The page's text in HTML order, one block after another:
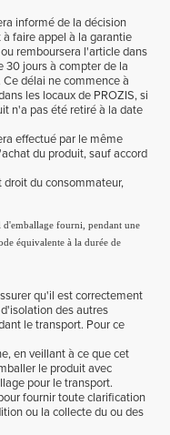
informé de la décision
faire appel à la garantie
remboursera l'article dans
30 jours à compter de la
délai ne commence à
les locaux de PROZIS, si
n'a pas été retiré à la date
effectué par le même
du produit, sauf accord
du consommateur,
fourni, pendant une
équivalente à la durée de
qu'il est correctement
des autres
le transport. Pour ce
en veillant à ce que cet
le produit avec
pour le transport.
fournir toute clarification
ou la collecte du ou des